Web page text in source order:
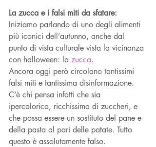
La zucca e i falsi miti da sfatare:
Iniziamo parlando di uno degli alimenti
più iconici dell’autunno, anche dal
punto di vista culturale vista la vicinanza
con halloween: la zucca.
Ancora oggi però circolano tantissimi
falsi miti e tantissima disinformazione.
C’è chi pensa infatti che sia
ipercalorica, ricchissima di zuccheri, e
che possa essere un sostituto del pane e
della pasta al pari delle patate. Tutto
questo è assolutamente falso.